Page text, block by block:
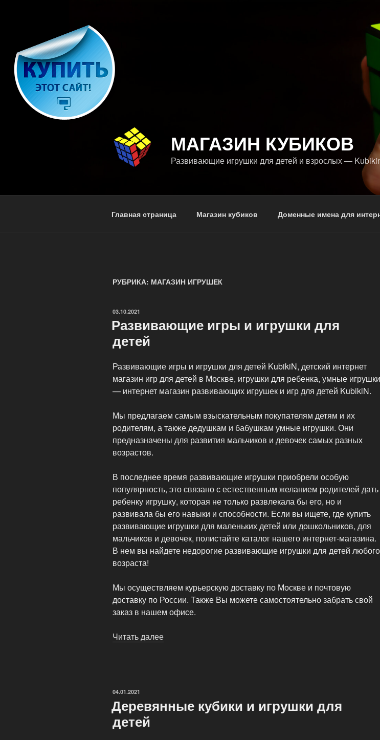
МАГАЗИН КУБИКОВ
Развивающие игрушки для детей и взрослых —
Главная страница Магазин кубиков Доменные имена для
РУБРИКА: МАГАЗИН ИГРУШЕК
ОПУБЛИКОВАНО
03.10.2021
Развивающие игры и игрушки для
детей
Развивающие игры и игрушки для детей KubikiN, детский интернет
магазин игр для детей в Москве, игрушки для ребенка, умные игрушки
— интернет магазин развивающих игрушек и игр для детей KubikiN.
Мы предлагаем самым взыскательным покупателям детям и их
родителям, а также дедушкам и бабушкам умные игрушки. Они
предназначены для развития мальчиков и девочек самых разных
возрастов.
В последнее время развивающие игрушки приобрели особую
популярность, это связано с естественным желанием родителей дать
ребенку игрушку, которая не только развлекала бы его, но и
развивала бы его навыки и способности. Если вы ищете, где купить
развивающие игрушки для маленьких детей или дошкольников, для
мальчиков и девочек, полистайте каталог нашего интернет-магазина.
В нем вы найдете недорогие развивающие игрушки для детей любого
возраста!
Мы осуществляем курьерскую доставку по Москве и почтовую
доставку по России. Также Вы можете самостоятельно забрать свой
заказ в нашем офисе.
Читать далее
ОПУБЛИКОВАНО
04.01.2021
Деревянные кубики и игрушки для
детей